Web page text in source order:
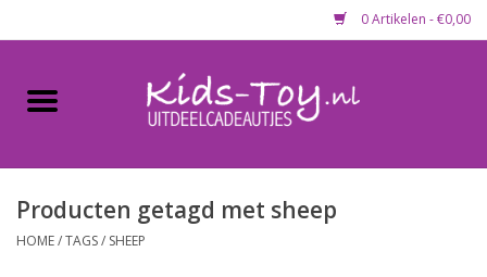
0 Artikelen - €0,00
Home
Gevulde capsules & mixen
Producten getagd met sheep
HOME/TAGS/ SHEEP